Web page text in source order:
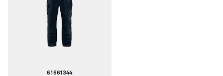
Artikelnummer:
61661344